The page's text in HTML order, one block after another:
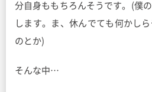
分自身ももちろんそうです。(僕
します。ま、休んでても何かし
のとか)
そんな中…